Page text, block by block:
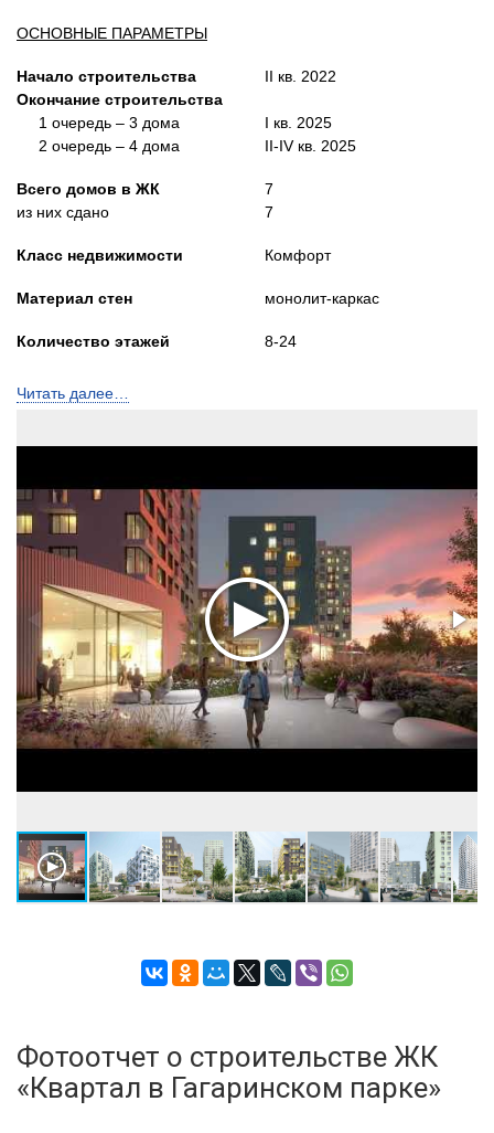
ОСНОВНЫЕ ПАРАМЕТРЫ
Начало строительства
Окончание строительства
1 очередь – 3 дома
2 очередь – 4 дома
Всего домов в ЖК
из них сдано
Класс недвижимости
Материал стен
Количество этажей
Квартир в доме
Высота потолков, м
II кв. 2022
I кв. 2025
II-IV кв. 2025
7
7
Комфорт
монолит-каркас
8-24
грузопасс.
2,73-3,03
Застройщик:ООО СОЗДАТЕЛИ. ВТОРОЙ (Создатели)
Телефон консультанта
Читать далее…
Фотоотчет о строительстве ЖК
«Квартал в Гагаринском парке»